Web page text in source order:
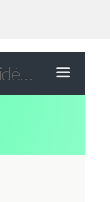
Debilos.fr - Le top des vidéos drôles du WEB !